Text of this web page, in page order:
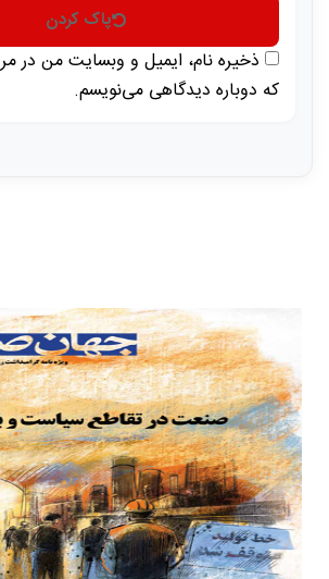
پاک کردن
ذخیره نام، ایمیل و وبسایت من در
که دوباره دیدگاهی می‌نویسم.